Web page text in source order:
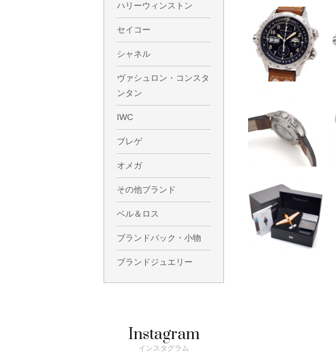
ハリーウィンストン
セイコー
シャネル
ヴァシュロン・コンスタ
ンタン
IWC
ブレゲ
オメガ
その他ブランド
ベル＆ロス
ブランドバック・小物
ブランドジュエリー
Instagram
インスタグラム